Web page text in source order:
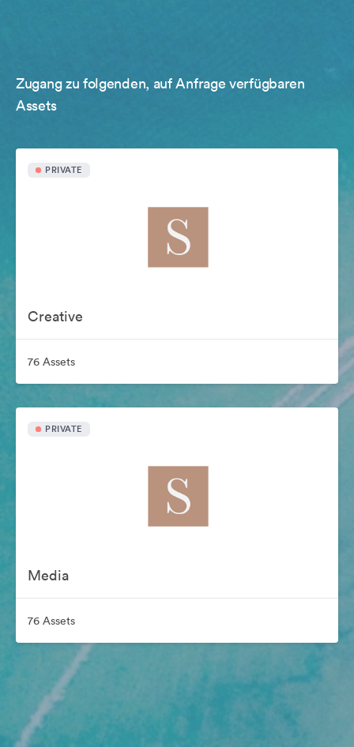
Zugang zu folgenden, auf Anfrage verfügbaren
Assets
PRIVATE
Creative
76 Assets
PRIVATE
Media
76 Assets